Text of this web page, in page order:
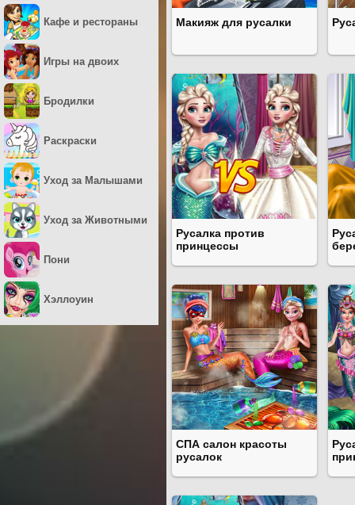
Макияж для русалки
Русалка против
принцессы
СПА салон красоты
русалок
Кафе и рестораны
Игры на двоих
Бродилки
Раскраски
Уход за Малышами
Уход за Животными
Пони
Хэллоуин